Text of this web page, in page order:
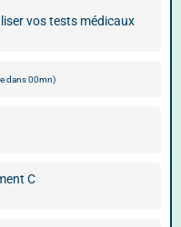
vos tests médicaux
dans 00mn)
C